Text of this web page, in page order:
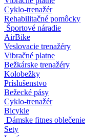
Cyklo-trenažér
Rehabilitačné pomôcky
Športové náradie
AirBike
Veslovacie trenažéry
Vibračné platne
Bežkárske trenažéry
Kolobežky
Príslušenstvo
Bežecké pásy
Cyklo-trenažér
Bicykle
Dámske fitnes oblečenie
Sety